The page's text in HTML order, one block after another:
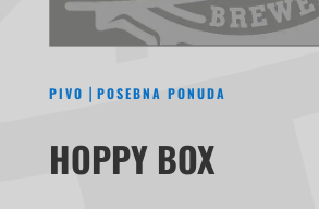
PIVO | POSEBNA PONUDA
HOPPY BOX